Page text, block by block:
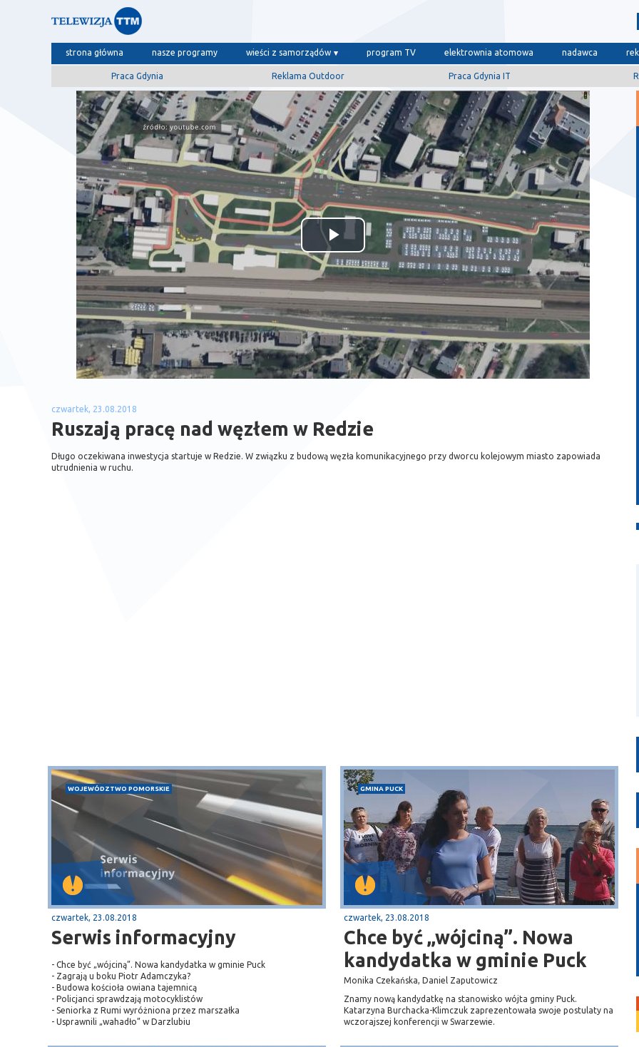
strona główna nasze programy wieści z samorządów program TV elektrownia atomowa nadawca
Praca Gdynia Reklama Outdoor Praca Gdynia IT
Odtwórz
wideo
czwartek, 23.08.2018
Ruszają pracę nad węzłem w Redzie
Długo oczekiwana inwestycja startuje w Redzie. W związku z budową węzła komunikacyjnego przy dworcu kolejowym miasto zapowiada
utrudnienia w ruchu.
WOJEWÓDZTWO POMORSKIE
czwartek, 23.08.2018
Serwis informacyjny
- Chce być „wójciną”. Nowa kandydatka w gminie Puck
- Zagrają u boku Piotr Adamczyka?
- Budowa kościoła owiana tajemnicą
- Policjanci sprawdzają motocyklistów
- Seniorka z Rumi wyróżniona przez marszałka
- Usprawnili „wahadło” w Darzlubiu
GMINA PUCK
czwartek, 23.08.2018
Chce być „wójciną”. Nowa
kandydatka w gminie Puck
Monika Czekańska, Daniel Zaputowicz
Znamy nową kandydatkę na stanowisko wójta gminy Puck.
Katarzyna Burchacka-Klimczuk zaprezentowała swoje postulaty na
wczorajszej konferencji w Swarzewie.